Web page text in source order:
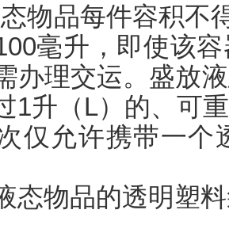
物品每件容积不
毫升，即使该
办理交运。盛放
1升（L）的、可
仅允许携带一个
物品的透明塑料